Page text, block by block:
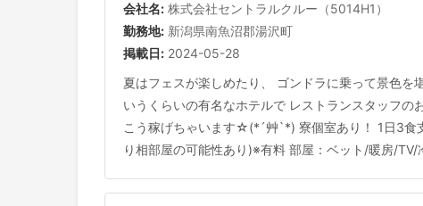
会社名: 株式会社セントラルクルー（5014H1）
勤務地: 新潟県南魚沼郡湯沢町
掲載日: 2024-05-28
夏はフェスが楽しめたり、 ゴンドラに乗って景色
いうくらいの有名なホテルで レストランスタッフ
こう稼げちゃいます☆(*´艸`*) 寮個室あり！ 1日3食
り相部屋の可能性あり)※有料 部屋：ベット/暖房/